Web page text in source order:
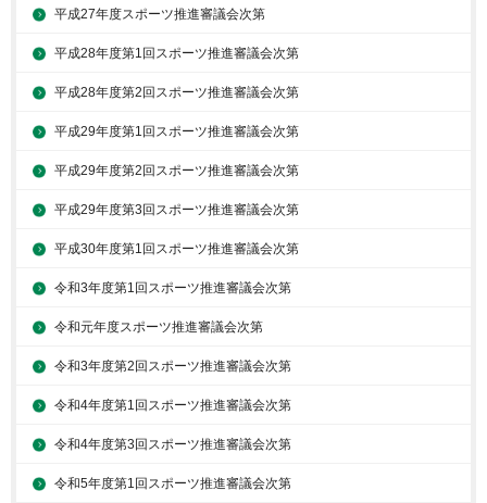
平成27年度スポーツ推進審議会次第
平成28年度第1回スポーツ推進審議会次第
平成28年度第2回スポーツ推進審議会次第
平成29年度第1回スポーツ推進審議会次第
平成29年度第2回スポーツ推進審議会次第
平成29年度第3回スポーツ推進審議会次第
平成30年度第1回スポーツ推進審議会次第
令和3年度第1回スポーツ推進審議会次第
令和元年度スポーツ推進審議会次第
令和3年度第2回スポーツ推進審議会次第
令和4年度第1回スポーツ推進審議会次第
令和4年度第3回スポーツ推進審議会次第
令和5年度第1回スポーツ推進審議会次第